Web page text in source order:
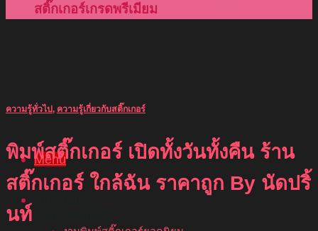
สติ๊กเกอร์เกรดพรีเมียม
Menu
หน้าแรก
ความรู้ทั่วไป, ความรู้เกี่ยวกับสติ๊กเกอร์
พิมพ์สติ๊กเกอร์ เปิดทั้งวันทั้งคืน ร้าน
สติ๊กเกอร์ ใกล้ฉัน ราคาถูก By นัดปริ้
นท์